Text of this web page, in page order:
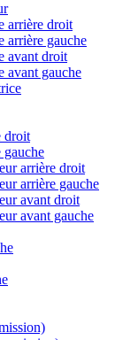
arrière droit
arrière gauche
avant droit
avant gauche
droit
gauche
arrière droit
arrière gauche
avant droit
avant gauche